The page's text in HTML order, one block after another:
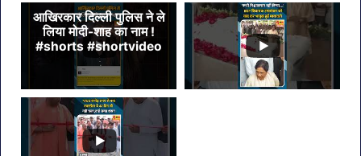
आखिरकार दिल्ली पुलिस ने ले
लिया मोदी-शाह का नाम !
#shorts #shortvideo